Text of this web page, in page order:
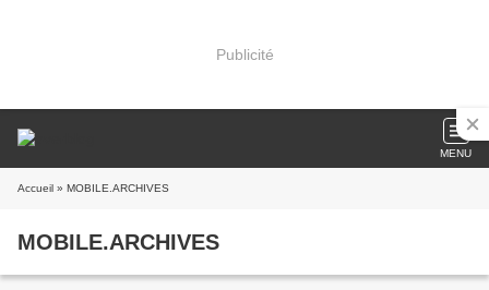
Publicité
MENU
Accueil » MOBILE.ARCHIVES
MOBILE.ARCHIVES